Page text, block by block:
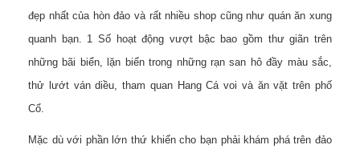
đẹp nhất của hòn đảo và rất nhiều shop cũng như quán ăn xung
quanh bạn. 1 Số hoạt động vượt bậc bao gồm thư giãn trên
những bãi biển, lặn biển trong những rạn san hô đầy màu sắc,
thử lướt ván diều, tham quan Hang Cá voi và ăn vặt trên phố
Cổ.
Mặc dù với phần lớn thứ khiến cho bạn phải khám phá trên đảo